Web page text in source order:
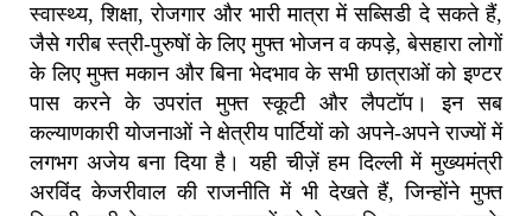
स्वास्थ्य, शिक्षा, रोजगार और भारी मात्रा में सब्सिडी दे सकते हैं,
जैसे गरीब स्त्री-पुरुषों के लिए मुफ्त भोजन व कपड़े, बेसहारा लोगों
के लिए मुफ्त मकान और बिना भेदभाव के सभी छात्राओं को इण्टर
पास करने के उपरांत मुफ्त स्कूटी और लैपटॉप। इन सब
कल्याणकारी योजनाओं ने क्षेत्रीय पार्टियों को अपने-अपने राज्यों में
लगभग अजेय बना दिया है। यही चीज़ें हम दिल्ली में मुख्यमंत्री
अरविंद केजरीवाल की राजनीति में भी देखते हैं, जिन्होंने मुफ्त